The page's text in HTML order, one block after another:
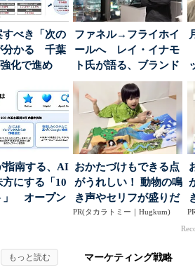
すべき「次の
分かる 千葉
化で進め
On...
ファネル→フライホイ
ールへ レイ・イナモ
ト氏が語る、ブランド
が「信頼」を得るた
め...
指南する、AI
にする「10
」 オープン
おかたづけもできる点
がうれしい！ 動物の鳴
き声やセリフが盛りだ
くさんの「アニア ...
PR(タカラトミー｜Hugkum)
マーケティング戦略